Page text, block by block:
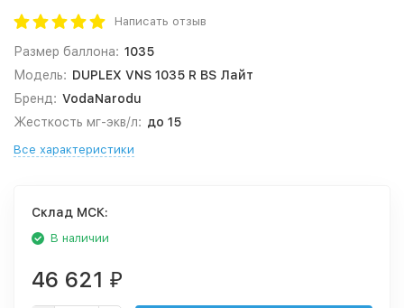
Написать отзыв
Размер баллона: 1035
Модель: DUPLEX VNS 1035 R BS Лайт
Бренд: VodaNarodu
Жесткость мг-экв/л: до 15
Все характеристики
Cклад МСК:
В наличии
46 621 ₽